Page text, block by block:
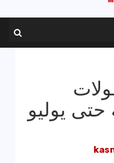
حتى يوليو